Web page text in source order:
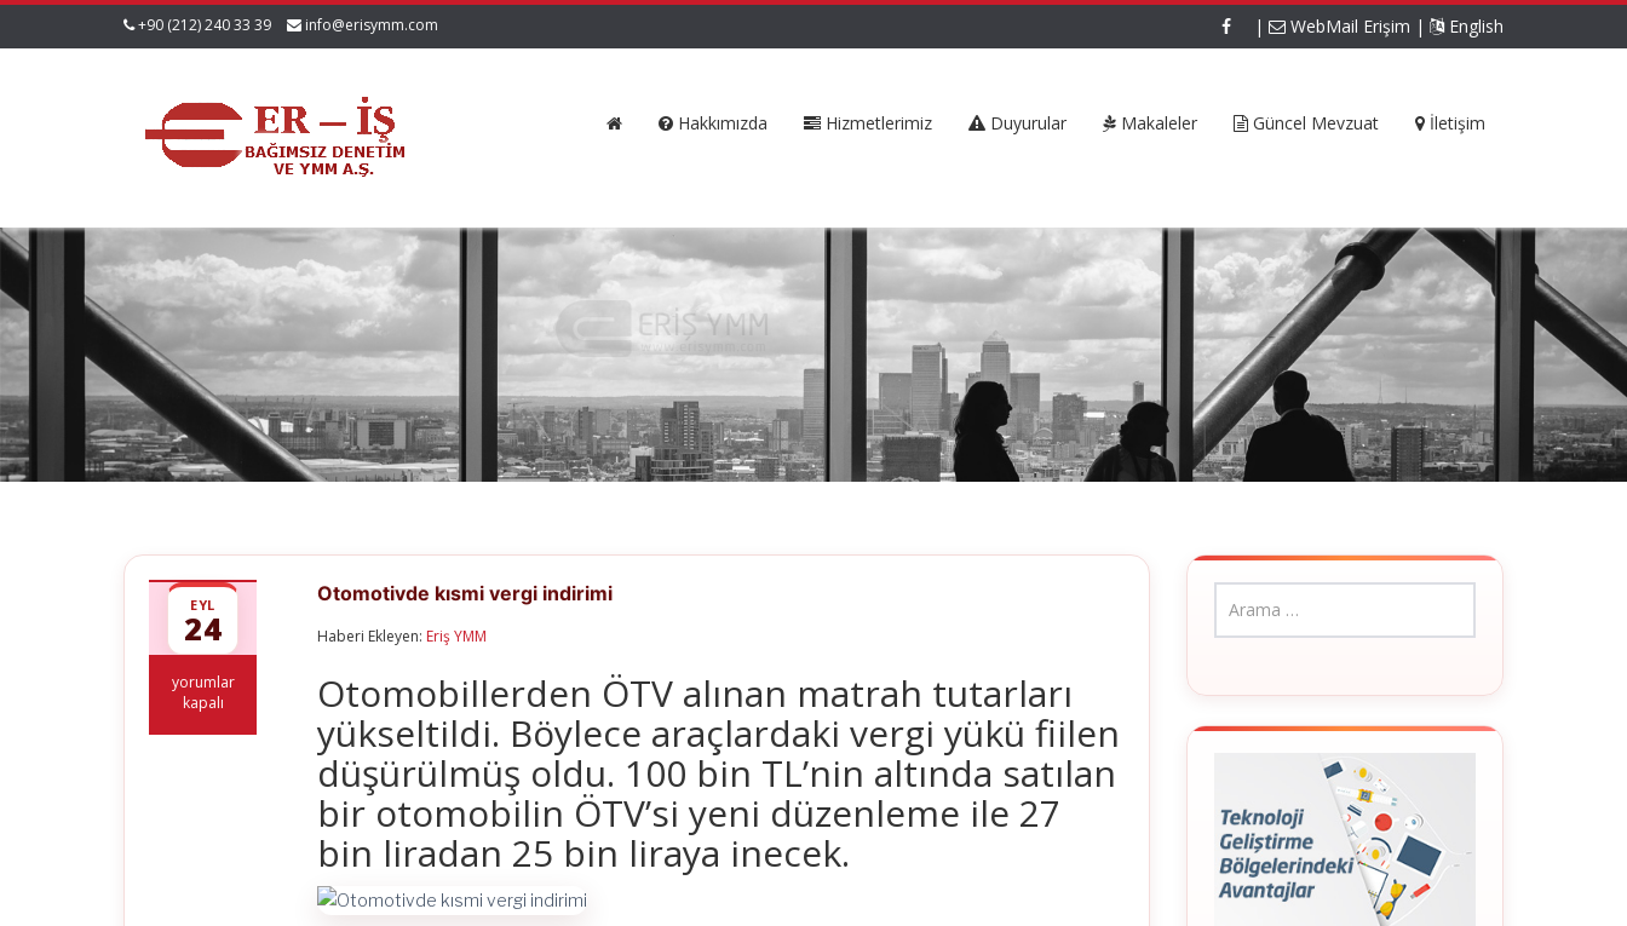
+90 (212) 240 33 39 info@erisymm.com | WebMail Erişim | English
Hakkımızda Hizmetlerimiz Duyurular Makaleler Güncel Mevzuat İletişim
EYL
24
Otomotivde
kısmi
yorumlar
kapalı
Otomotivde kısmi vergi indirimi
Haberi Ekleyen: Eriş YMM
Otomobillerden ÖTV alınan matrah tutarları
yükseltildi. Böylece araçlardaki vergi yükü fiilen
düşürülmüş oldu. 100 bin TL’nin altında satılan
bir otomobilin ÖTV’si yeni düzenleme ile 27
bin liradan 25 bin liraya inecek.